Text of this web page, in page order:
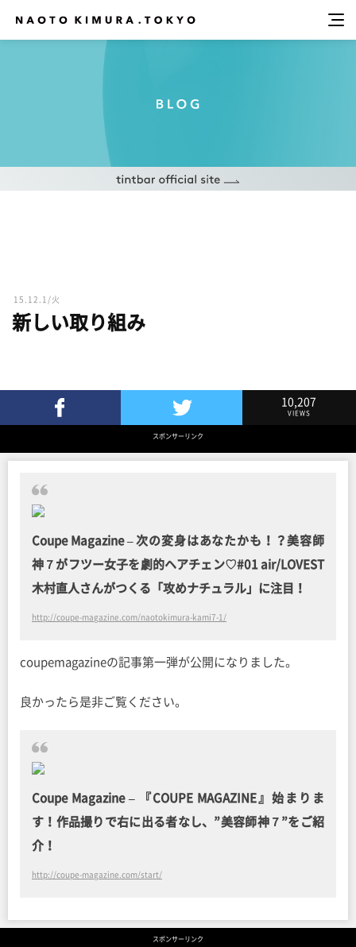
15.12.1/火
新しい取り組み
Twitterでツイート
10,207
VIEWS
スポンサーリンク
Coupe Magazine – 次の変身はあなたかも！？美容師
神７がフツー女子を劇的ヘアチェン♡#01 air/LOVEST
木村直人さんがつくる「攻めナチュラル」に注目！
http://coupe-magazine.com/naotokimura-kami7-1/
coupemagazineの記事第一弾が公開になりました。
良かったら是非ご覧ください。
Coupe Magazine – 『COUPE MAGAZINE』始まりま
す！作品撮りで右に出る者なし、”美容師神７”をご紹
介！
http://coupe-magazine.com/start/
スポンサーリンク